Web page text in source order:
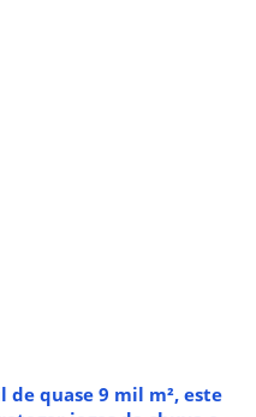
quase 9 mil m², este